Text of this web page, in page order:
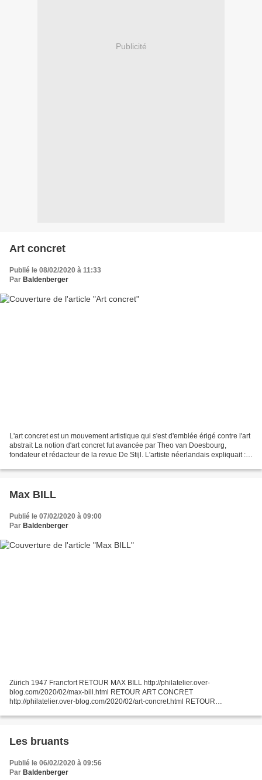
Publicité
Art concret
Publié le 08/02/2020 à 11:33
Par Baldenberger
L'art concret est un mouvement artistique qui s'est d'emblée érigé contre l'art
abstrait La notion d'art concret fut avancée par Theo van Doesbourg,
fondateur et rédacteur de la revue De Stijl. L'artiste néerlandais expliquait : «
Max BILL
Publié le 07/02/2020 à 09:00
Par Baldenberger
Zürich 1947 Francfort RETOUR MAX BILL http://philatelier.over-
blog.com/2020/02/max-bill.html RETOUR ART CONCRET
http://philatelier.over-blog.com/2020/02/art-concret.html RETOUR
http://philatelier.over-blog.com/2017/12/principaux-courants-artistiques-du-
Les bruants
Publié le 06/02/2020 à 09:56
Par Baldenberger